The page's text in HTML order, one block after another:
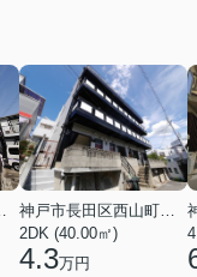
３丁目
神戸市長田区西山町４丁目
2DK (40.00㎡)
4.3万円